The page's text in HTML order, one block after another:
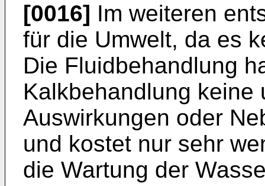
[0016] Im weiteren
für die Umwelt, da es
Die Fluidbehandlung
Kalkbehandlung keine
Auswirkungen oder
und kostet nur sehr
die Wartung der